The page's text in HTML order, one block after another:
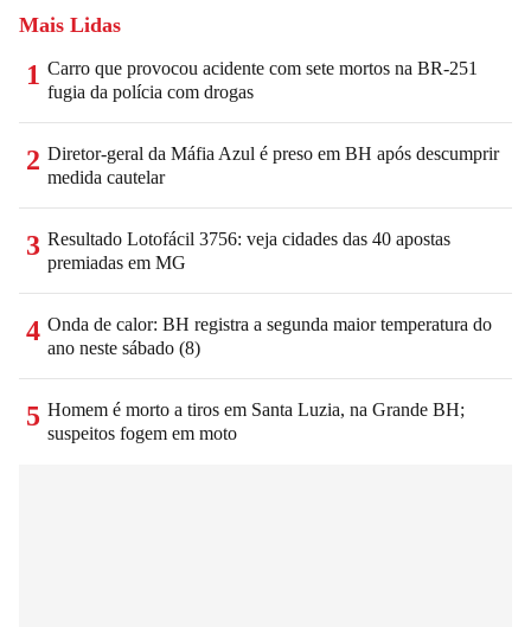
Mais Lidas
1 Carro que provocou acidente com sete mortos na BR-251
fugia da polícia com drogas
2 Diretor-geral da Máfia Azul é preso em BH após descumprir
medida cautelar
3 Resultado Lotofácil 3756: veja cidades das 40 apostas
premiadas em MG
4 Onda de calor: BH registra a segunda maior temperatura do
ano neste sábado (8)
5 Homem é morto a tiros em Santa Luzia, na Grande BH;
suspeitos fogem em moto